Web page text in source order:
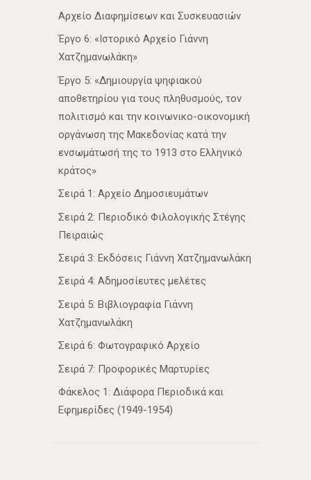
Αρχείο Διαφημίσεων και Συσκευασιών
Έργο 6: «Ιστορικό Αρχείο Γιάννη
Χατζημανωλάκη»
Έργο 5: «Δημιουργία ψηφιακού
αποθετηρίου για τους πληθυσμούς, τον
πολιτισμό και την κοινωνικο-οικονομική
οργάνωση της Μακεδονίας κατά την
ενσωμάτωσή της το 1913 στο Ελληνικό
κράτος»
Σειρά 1: Αρχείο Δημοσιευμάτων
Σειρά 2: Περιοδικό Φιλολογικής Στέγης
Πειραιώς
Σειρά 3: Εκδόσεις Γιάννη Χατζημανωλάκη
Σειρά 4: Αδημοσίευτες μελέτες
Σειρά 5: Βιβλιογραφία Γιάννη
Χατζημανωλάκη
Σειρά 6: Φωτογραφικό Αρχείο
Σειρά 7: Προφορικές Μαρτυρίες
Φάκελος 1: Διάφορα Περιοδικά και
Εφημερίδες (1949-1954)